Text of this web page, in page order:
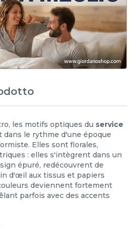
les motifs optiques du service
dans le rythme d'une époque
Elles sont florales,
: elles s'intègrent dans un
épuré, redécouvrent de
d'œil aux tissus et papiers
deviennent fortement
parfois avec des accents